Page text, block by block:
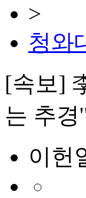
>
청와
[속보]
는 추경
이헌